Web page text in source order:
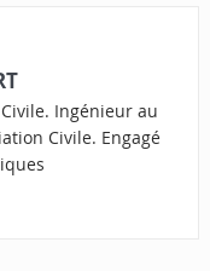
Ingénieur au
Civile. Engagé